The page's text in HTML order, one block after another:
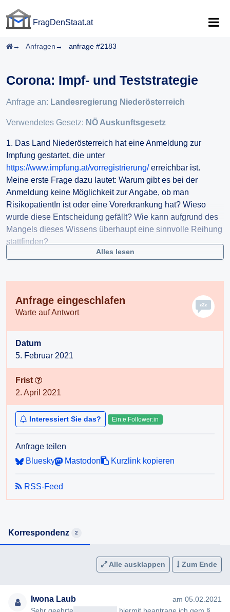
FragDenStaat.at
Startseite
Anfragen anfrage #2183
Corona: Impf- und Teststrategie
Anfrage an: Landesregierung Niederösterreich
Verwendetes Gesetz: NÖ Auskunftsgesetz
1. Das Land Niederösterreich hat eine Anmeldung zur
Impfung gestartet, die unter
https://www.impfung.at/vorregistrierung/erreichbar ist.
Meine erste Frage dazu lautet: Warum gibt es bei der
Anmeldung keine Möglichkeit zur Angabe, ob man
RisikopatientIn ist oder eine Vorerkrankung hat? Wieso
wurde diese Entscheidung gefällt? Wie kann aufgrund des
Mangels dieses Wissens überhaupt eine sinnvolle Reihung
stattfinden?
2. Wie wird die weitere Vorgehensweise in Niederösterreich
Angemeldeten zu einer Impfung "aufgerufen" werden?
Offenbar gibt es ja keine Strategie, zuerst besonders
3. Hat das Land Niederösterreich ein eigenes Team aus
BeraterInnen, die helfen sollen, die Coronakrise zu
managen? Wenn ja, aus welchen Personen besteht dieses
Gremium und falls nein: Warum hat man sich dagegen
entschieden?
4. Warum gibt es in Niederösterreich kein einheitliches
ist? Warum wird BewohnerInnen mancher Bezirke
dahingehend ein besseres Angebot gemacht? Wird es
Testangebot auszubauen?
Alles lesen
Anfrage eingeschlafen
Warte auf Antwort
Datum
5. Februar 2021
Frist
2. April 2021
Interessiert Sie das? Ein:e Follower:in
Anfrage teilen
Bluesky
Mastodon Kurzlink kopieren
RSS-Feed
Korrespondenz 2
Alle ausklappen Zum Ende
Iwona Laub
am 05.02.2021